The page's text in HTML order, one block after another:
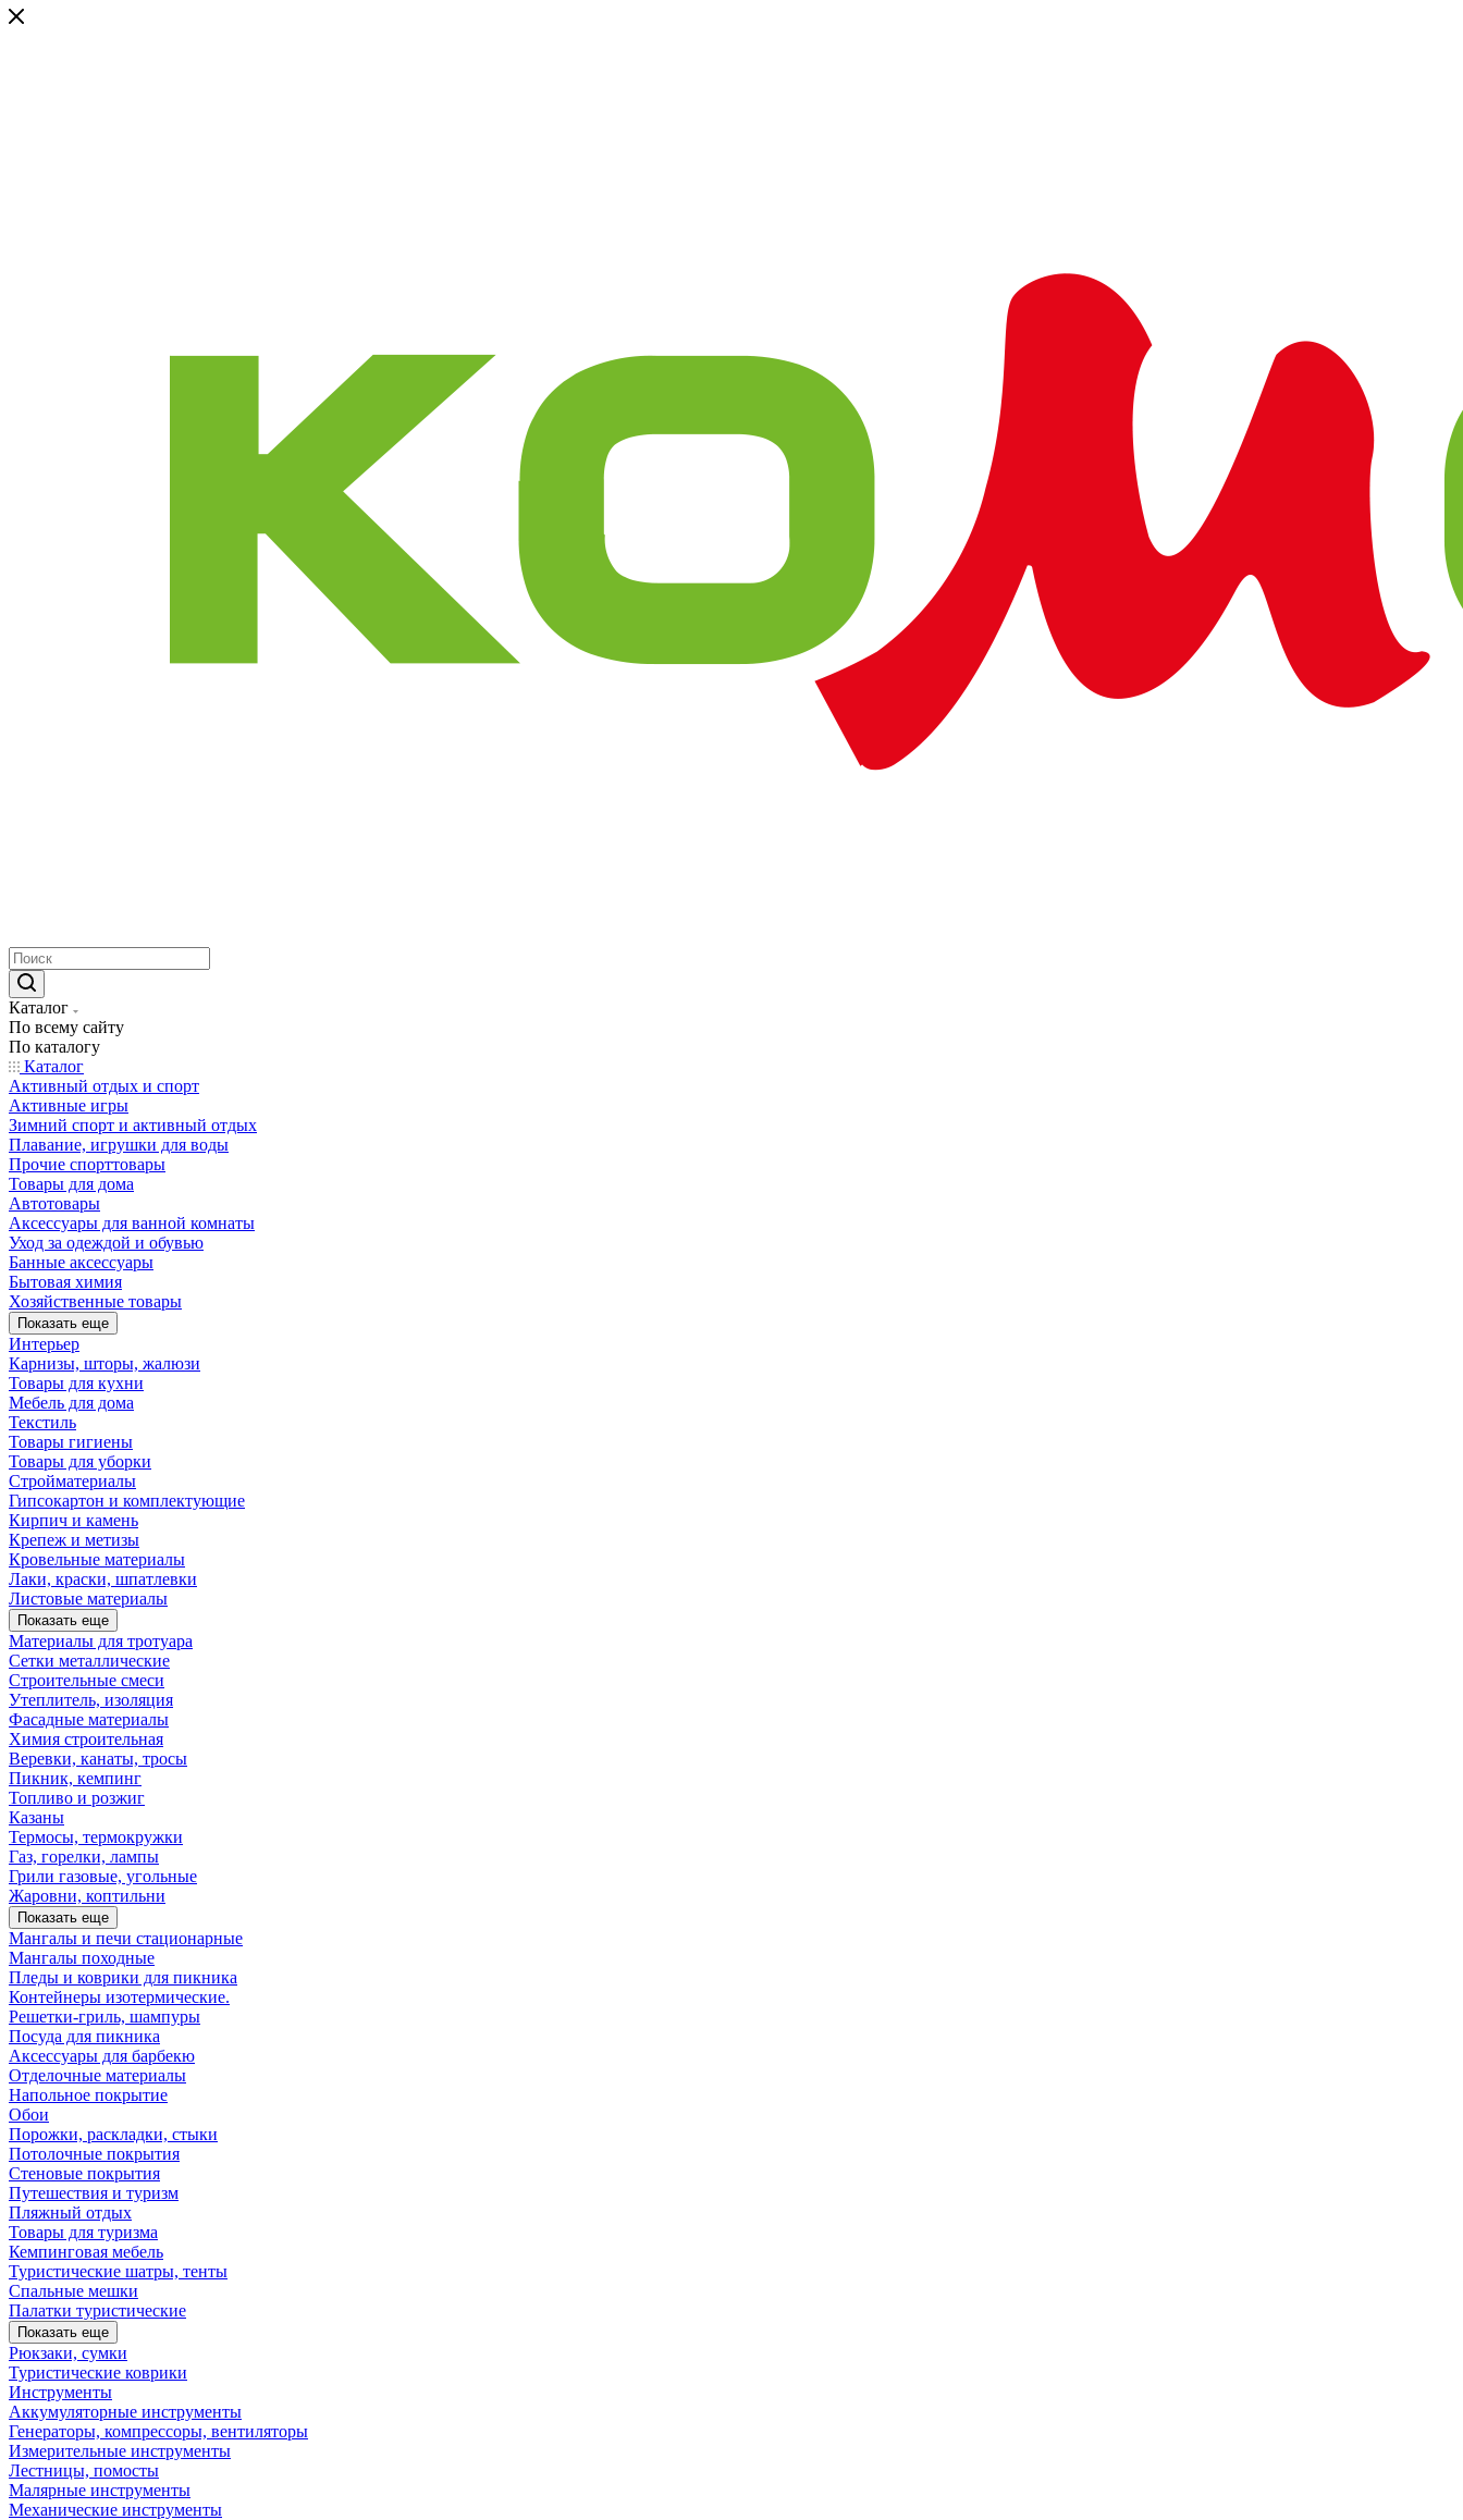
Каталог
По всему сайту
По каталогу
Каталог
Активный отдых и спорт
Активные игры
Зимний спорт и активный отдых
Плавание, игрушки для воды
Прочие спорттовары
Товары для дома
Автотовары
Аксессуары для ванной комнаты
Уход за одеждой и обувью
Банные аксессуары
Бытовая химия
Хозяйственные товары
Показать еще
Интерьер
Карнизы, шторы, жалюзи
Товары для кухни
Мебель для дома
Текстиль
Товары гигиены
Товары для уборки
Стройматериалы
Гипсокартон и комплектующие
Кирпич и камень
Крепеж и метизы
Кровельные материалы
Лаки, краски, шпатлевки
Листовые материалы
Показать еще
Материалы для тротуара
Сетки металлические
Строительные смеси
Утеплитель, изоляция
Фасадные материалы
Химия строительная
Веревки, канаты, тросы
Пикник, кемпинг
Топливо и розжиг
Казаны
Термосы, термокружки
Газ, горелки, лампы
Грили газовые, угольные
Жаровни, коптильни
Показать еще
Мангалы и печи стационарные
Мангалы походные
Пледы и коврики для пикника
Контейнеры изотермические.
Решетки-гриль, шампуры
Посуда для пикника
Аксессуары для барбекю
Отделочные материалы
Напольное покрытие
Обои
Порожки, раскладки, стыки
Потолочные покрытия
Стеновые покрытия
Путешествия и туризм
Пляжный отдых
Товары для туризма
Кемпинговая мебель
Туристические шатры, тенты
Спальные мешки
Палатки туристические
Показать еще
Рюкзаки, сумки
Туристические коврики
Инструменты
Аккумуляторные инструменты
Генераторы, компрессоры, вентиляторы
Измерительные инструменты
Лестницы, помосты
Малярные инструменты
Механические инструменты